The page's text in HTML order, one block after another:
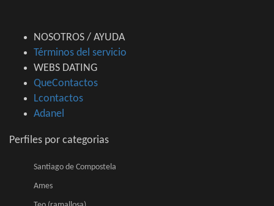
NOSOTROS / AYUDA
Términos del servicio
WEBS DATING
QueContactos
Lcontactos
Adanel
Perfiles por categorias
Santiago de Compostela
Ames